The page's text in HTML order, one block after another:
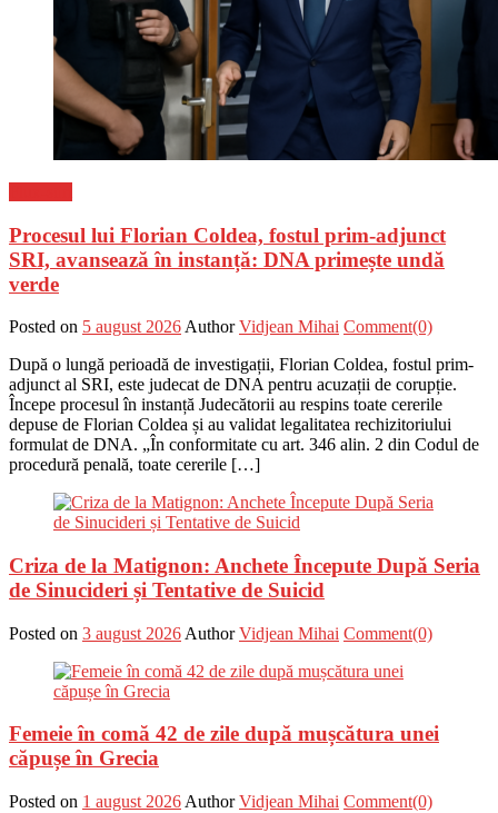
Procesul lui Florian Coldea, fostul prim-adjunct
SRI, avansează în instanță: DNA primește undă
verde
Posted on 5 august 2026 Author Vidjean Mihai Comment(0)
După o lungă perioadă de investigații, Florian Coldea, fostul prim-
adjunct al SRI, este judecat de DNA pentru acuzații de corupție.
Începe procesul în instanță Judecătorii au respins toate cererile
depuse de Florian Coldea și au validat legalitatea rechizitoriului
formulat de DNA. „În conformitate cu art. 346 alin. 2 din Codul de
procedură penală, toate cererile […]
Criza de la Matignon: Anchete Începute După Seria
de Sinucideri și Tentative de Suicid
Posted on 3 august 2026 Author Vidjean Mihai Comment(0)
Femeie în comă 42 de zile după mușcătura unei
căpușe în Grecia
Posted on 1 august 2026 Author Vidjean Mihai Comment(0)